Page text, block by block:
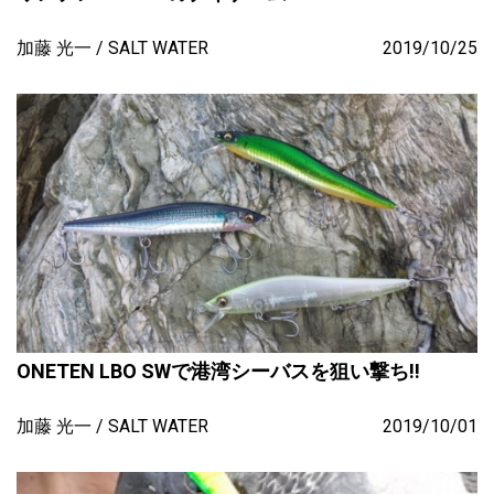
加藤 光一 SALT WATER 2019/10/25
ONETEN LBO SWで港湾シーバスを狙い撃ち!!
加藤 光一 SALT WATER 2019/10/01